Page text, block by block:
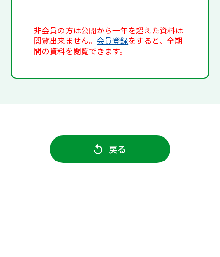
非会員の方は公開から一年を超えた資料は
閲覧出来ません。会員登録をすると、全期
間の資料を閲覧できます。
戻る